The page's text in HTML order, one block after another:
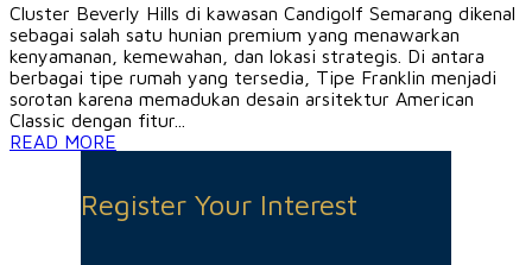
Cluster Beverly Hills di kawasan Candigolf Semarang dikenal
sebagai salah satu hunian premium yang menawarkan
kenyamanan, kemewahan, dan lokasi strategis. Di antara
berbagai tipe rumah yang tersedia, Tipe Franklin menjadi
sorotan karena memadukan desain arsitektur American
Classic dengan fitur...
READ MORE
Register Your Interest